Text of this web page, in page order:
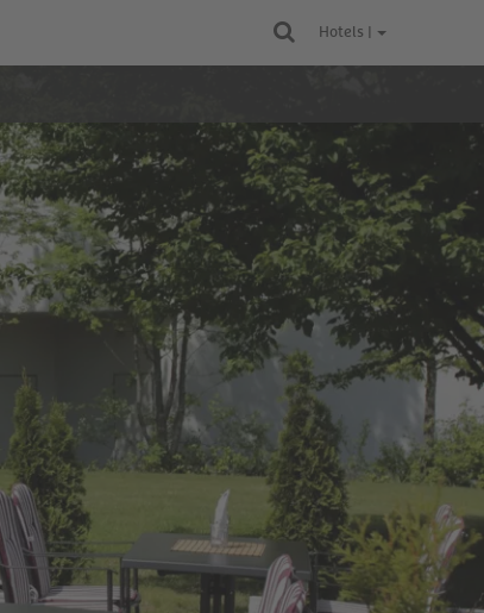
Hotels |